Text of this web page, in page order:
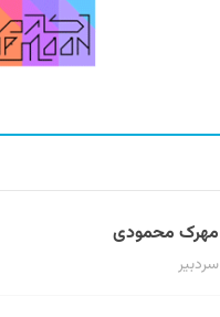
مهرک محمودی
سردبیر